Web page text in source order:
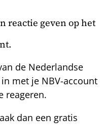
reactie geven op het
de Nederlandse
met je NBV-account
reageren.
dan een gratis